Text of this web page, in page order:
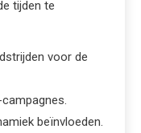
tijden te
voor de
beïnvloeden.